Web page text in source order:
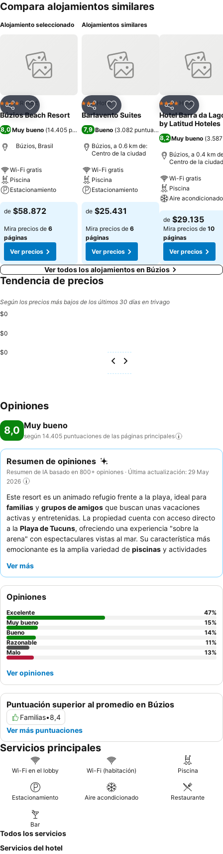
arquitectura proporciona una mayor construcción de movimientos y
de un hotel internacional.
Compara alojamientos similares
Alojamiento seleccionado
CompartirAgregar a favoritos
4 EstrellasResort
Búzios Beach Resort
8,0Muy bueno (14.405 puntuaciones)
Búzios, Brasil
Wi-Fi gratis
Piscina
Estacionamiento
de $58.872
Mira precios de 6
páginas
Ver precios
Alojamientos similares
CompartirAgregar a favoritos
3 Estrellas
Hotel
Barlavento Suites
7,9 Bueno (3.082 puntuaciones
Búzios, a 0.6 km de:
Centro de la ciudad
Wi-Fi gratis
Piscina
Estacionamiento
de $25.431
Mira precios de 6
páginas
Ver precios
CompartirAgregar
4 EstrellasHotel
Hotel Barra da
by Latitud Hoteles
8,2 Muy bueno (
Búzios, a 0.4 km
Centro de la ciudad
Wi-Fi gratis
Piscina
Aire acondicionado
de $29.135
Mira precios de 10
páginas
Ver precios
Ver todos los alojamientos en Búzios
Tendencia de precios
Según los precios más bajos de los últimos 30 días en trivago
$0
$0
$0
Opiniones
8,0 Muy bueno
según 14.405 puntuaciones de las páginas principales
Resumen de opiniones
Resumen de IA basado en 800+ opiniones · Última actualización: 29 May
2026
Este resort es un animado refugio frente a la playa, ideal para
familias y grupos de amigos que buscan unas vacaciones
activas y entretenidas. La propiedad cuenta con acceso directo
a la Playa de Tucuns, ofreciendo una experiencia "sobre la
arena" con espectaculares vistas al mar. Su característica más
emocionante es la amplia variedad de piscinas y actividades
que proporciona entretenimiento para todas las edades. Los
dedicado
entretenimiento, y disfrutan de los
Para una estancia más tranquila, los huéspedes deberían
considerar solicitar una habitación que no dé a las zonas de
actividad principal.
Ver más
Puntuación superior al promedio en Búzios
Familias•8,4
Ver más puntuaciones
Opiniones
Excelente 47%
Muy bueno
15%
Bueno
14%
Razonable
11%
Malo
13%
Ver opiniones
Servicios principales
Wi-Fi en el lobby Wi-Fi (habitación) Piscina
Estacionamiento Aire acondicionado Restaurante
Bar
Todos los servicios
Servicios del hotel